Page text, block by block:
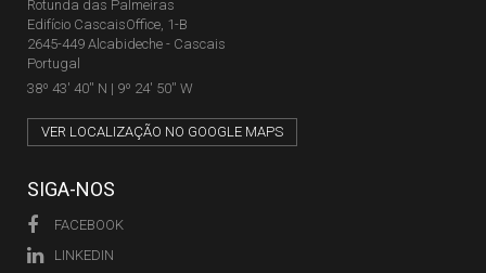
Rotunda das Palmeiras
Edifício CascaisOffice, 1-B
2645-449 Alcabideche - Cascais
Portugal
38º 43' 40'' N | 9º 24' 50'' W
VER LOCALIZAÇÃO NO GOOGLE MAPS
SIGA-NOS
FACEBOOK
LINKEDIN